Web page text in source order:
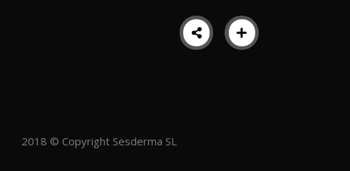
2018 © Copyright Sesderma SL